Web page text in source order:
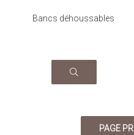
Bancs déhoussables